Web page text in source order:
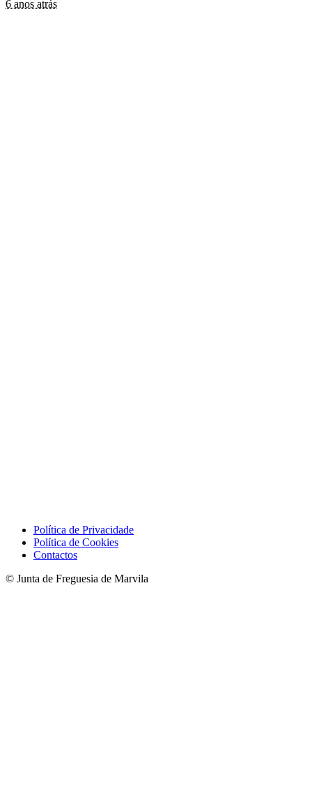
6 anos atrás
Política de Privacidade
Política de Cookies
Contactos
© Junta de Freguesia de Marvila